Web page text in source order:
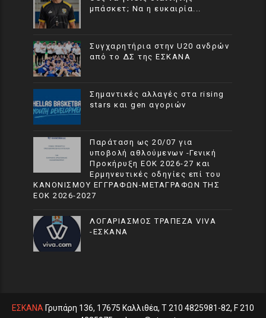
μπάσκετ; Να η ευκαιρία...
Συγχαρητήρια στην U20 ανδρών
από το ΔΣ της ΕΣΚΑΝΑ
Σημαντικές αλλαγές στα rising
stars και gen αγοριών
Παράταση ως 20/07 για
υποβολή αθλούμενων -Γενική
Προκήρυξη ΕΟΚ 2026-27 και
Ερμηνευτικές οδηγίες επί του
ΚΑΝΟΝΙΣΜΟΥ ΕΓΓΡΑΦΩΝ-ΜΕΤΑΓΡΑΦΩΝ ΤΗΣ
ΕΟΚ 2026-2027
ΛΟΓΑΡΙΑΣΜΟΣ ΤΡΑΠΕΖΑ VIVA
-ΕΣΚΑΝΑ
ΕΣΚΑΝΑΓρυπάρη 136, 17675 Καλλιθέα, T 210 4825981-82, F 210